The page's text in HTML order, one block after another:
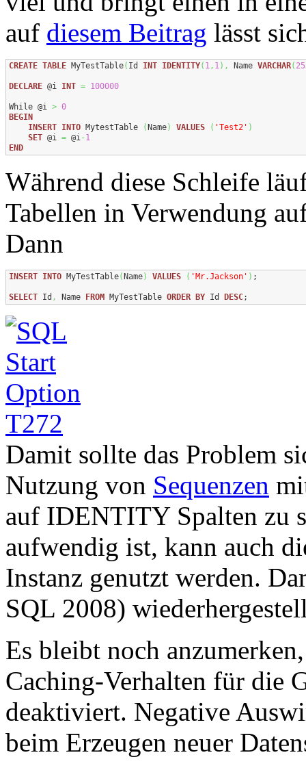
auf diesem Beitrag lässt
CREATE TABLE MyTestTable( Id INT IDENTITY( 1, 1) , Name VARCHAR(
DECLARE @i INT = 100000
While @i > 0
BEGIN
INSERT INTO MytestTable ( Name) VALUES ( 'Test2' )
SET @i = @i- 1
END
Während diese Schleife
Tabellen in Verwendung
Dann
INSERT INTO MyTestTable( Name) VALUES ( 'Mr.Jackson' ) ;
SELECT Id , Name FROM MyTestTable ORDER BY Id DESC;
Damit sollte das Problem
Nutzung von Sequenzen
auf IDENTITY Spalten zu
aufwendig ist, kann auch
Instanz genutzt werden.
SQL 2008)
Es bleibt noch
Caching-Verhalten für die
deaktiviert. Negative
beim Erzeugen neuer